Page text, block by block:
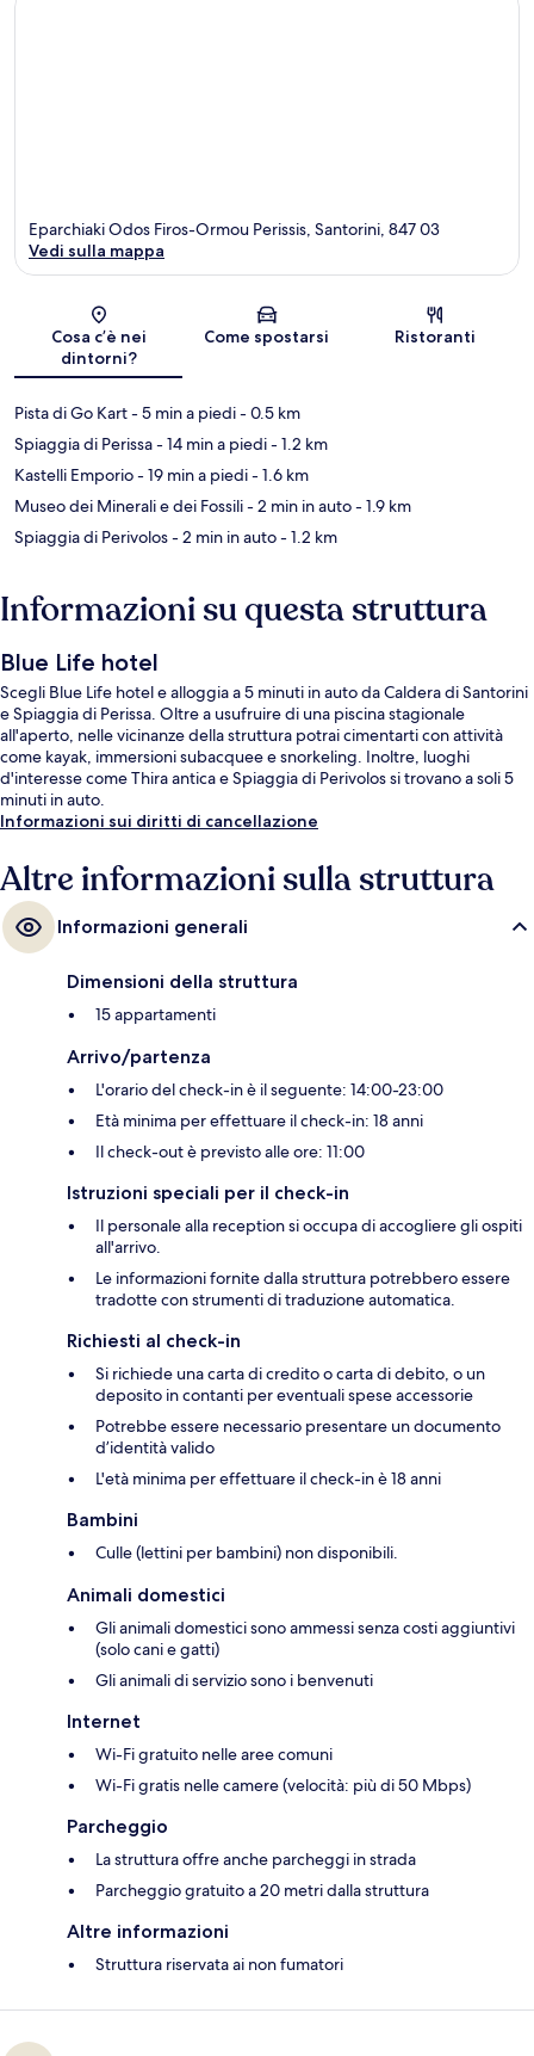
Mappa
Eparchiaki Odos Firos-Ormou Perissis, Santorini, 847 03
Vedi sulla mappa
Cosa c’è nei
dintorni?
Come spostarsi Ristoranti
Pista di Go Kart- 5 min a piedi- 0.5 km
Spiaggia di Perissa- 14 min a piedi- 1.2 km
Kastelli Emporio- 19 min a piedi- 1.6 km
Museo dei Minerali e dei Fossili- 2 min in auto- 1.9 km
Spiaggia di Perivolos- 2 min in auto- 1.2 km
Informazioni su questa struttura
Blue Life hotel
Scegli Blue Life hotel e alloggia a 5 minuti in auto da Caldera di Santorini
e Spiaggia di Perissa. Oltre a usufruire di una piscina stagionale
all'aperto, nelle vicinanze della struttura potrai cimentarti con attività
come kayak, immersioni subacquee e snorkeling. Inoltre, luoghi
d'interesse come Thira antica e Spiaggia di Perivolos si trovano a soli 5
minuti in auto.
Informazioni sui diritti di cancellazione
Altre informazioni sulla struttura
Informazioni generali
Dimensioni della struttura
15 appartamenti
Arrivo/partenza
L'orario del check-in è il seguente: 14:00-23:00
Età minima per effettuare il check-in: 18 anni
Il check-out è previsto alle ore: 11:00
Istruzioni speciali per il check-in
Il personale alla reception si occupa di accogliere gli ospiti
all'arrivo.
Le informazioni fornite dalla struttura potrebbero essere
tradotte con strumenti di traduzione automatica.
Richiesti al check-in
Si richiede una carta di credito o carta di debito, o un
deposito in contanti per eventuali spese accessorie
Potrebbe essere necessario presentare un documento
d’identità valido
L'età minima per effettuare il check-in è 18 anni
Bambini
Culle (lettini per bambini) non disponibili.
Animali domestici
Gli animali domestici sono ammessi senza costi aggiuntivi
(solo cani e gatti)
Gli animali di servizio sono i benvenuti
Internet
Wi-Fi gratuito nelle aree comuni
Wi-Fi gratis nelle camere (velocità: più di 50 Mbps)
Parcheggio
La struttura offre anche parcheggi in strada
Parcheggio gratuito a 20 metri dalla struttura
Altre informazioni
Struttura riservata ai non fumatori